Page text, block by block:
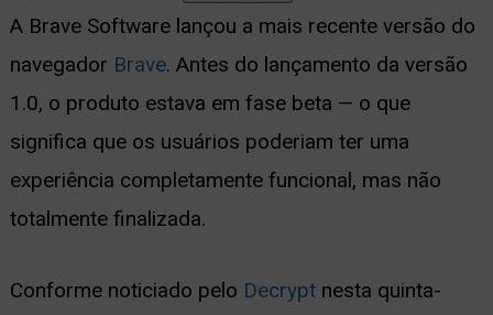
A Brave Software lançou a mais recente versão do
navegador Brave. Antes do lançamento da versão
1.0, o produto estava em fase beta — o que
significa que os usuários poderiam ter uma
experiência completamente funcional, mas não
totalmente finalizada.
Conforme noticiado pelo Decryptnesta quinta-